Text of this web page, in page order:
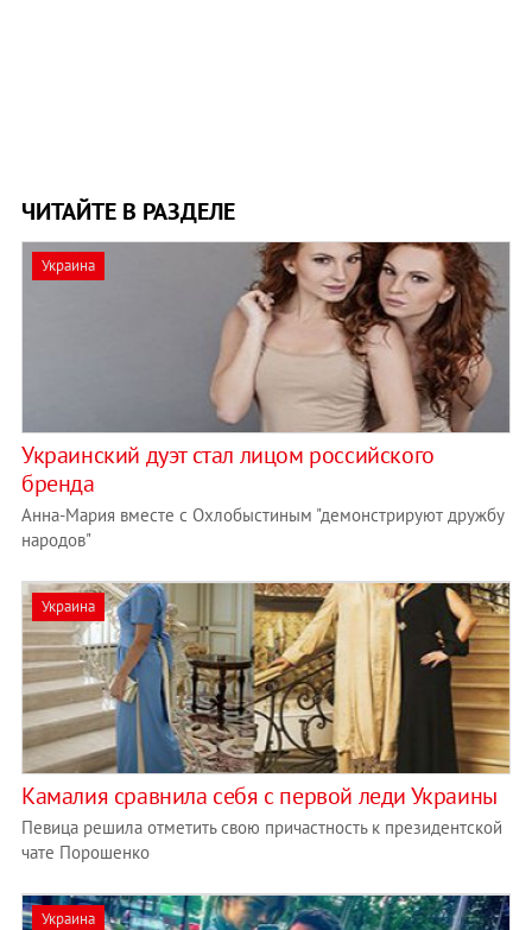
ЧИТАЙТЕ В РАЗДЕЛЕ
Украина
Украинский дуэт стал лицом российского
бренда
Анна-Мария вместе с Охлобыстиным "демонстрируют дружбу
народов"
Украина
Камалия сравнила себя с первой леди Украины
Певица решила отметить свою причастность к президентской
чате Порошенко
Украина